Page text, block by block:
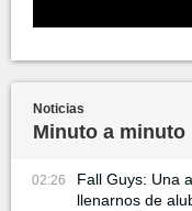
Noticias
Minuto a minuto
02:26
Fall Guys: Una
llenarnos de